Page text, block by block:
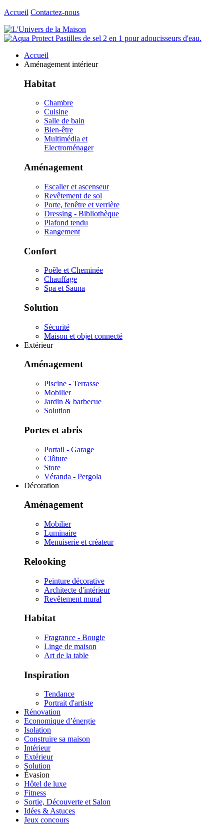
Accueil Contactez-nous
Accueil
Aménagement intérieur
Habitat
Chambre
Cuisine
Salle de bain
Bien-être
Multimédia et
Electroménager
Aménagement
Escalier et ascenseur
Revêtement de sol
Porte, fenêtre et verrière
Dressing - Bibliothèque
Plafond tendu
Rangement
Confort
Poêle et Cheminée
Chauffage
Spa et Sauna
Solution
Sécurité
Maison et objet connecté
Extérieur
Aménagement
Piscine - Terrasse
Mobilier
Jardin & barbecue
Solution
Portes et abris
Portail - Garage
Clôture
Store
Véranda - Pergola
Décoration
Aménagement
Mobilier
Luminaire
Menuiserie et créateur
Relooking
Peinture décorative
Architecte d'intérieur
Revêtement mural
Habitat
Fragrance - Bougie
Linge de maison
Art de la table
Inspiration
Tendance
Portrait d'artiste
Rénovation
Economique d’énergie
Isolation
Construire sa maison
Intérieur
Extérieur
Solution
Évasion
Hôtel de luxe
Fitness
Sortie, Découverte et Salon
Idées & Astuces
Jeux concours